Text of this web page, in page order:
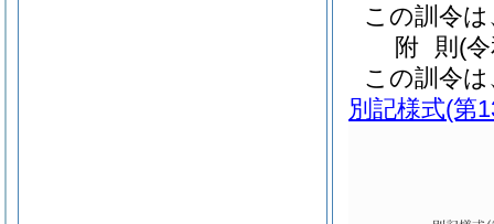
この訓令
附 則 (
この訓令
別記様式(第